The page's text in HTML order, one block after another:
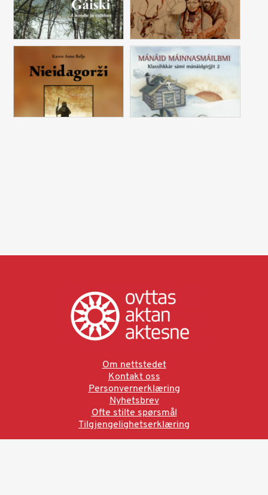
Om nettstedet
Kontakt oss
Personvernerklæring
Nyhetsbrev
Ofte stilte spørsmål
Tilgjengelighetserklæring